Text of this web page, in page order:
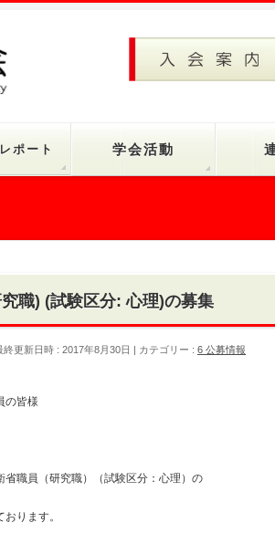
ポート 学会活動
職) (試験区分: 心理)の募集
終更新日時 : 2017年8月30日 カテゴリー : 6 公募情報
の皆様
省職員（研究職）（試験区分：心理）の
ります。